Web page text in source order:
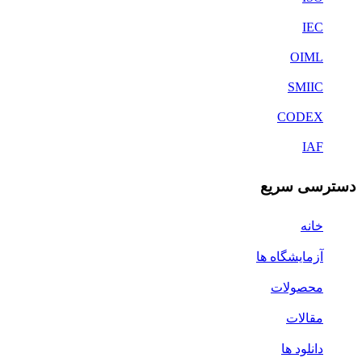
IEC
OIML
SMIIC
CODEX
IAF
دسترسی سریع
خانه
آزمایشگاه ها
محصولات
مقالات
دانلود ها